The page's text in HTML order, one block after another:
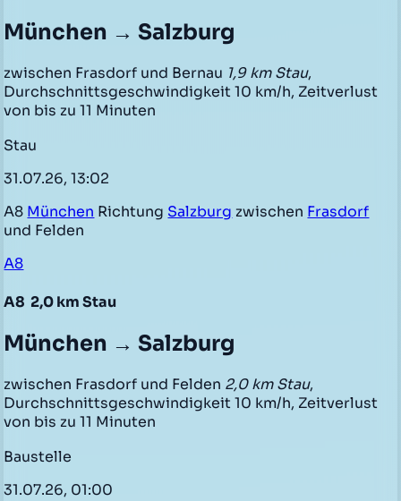
München → Salzburg
zwischen Frasdorf und Bernau 1,9 km Stau,
Durchschnittsgeschwindigkeit 10 km/h, Zeitverlust
von bis zu 11 Minuten
Stau
31.07.26, 13:02
A8 München Richtung Salzburg zwischen Frasdorf
und Felden
A8
A8 2,0 km Stau
München → Salzburg
zwischen Frasdorf und Felden 2,0 km Stau,
Durchschnittsgeschwindigkeit 10 km/h, Zeitverlust
von bis zu 11 Minuten
Baustelle
31.07.26, 01:00